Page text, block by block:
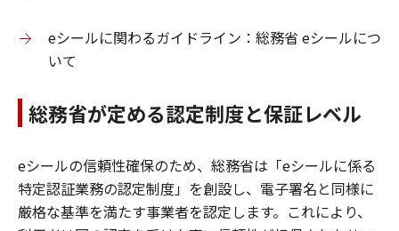
eシールに関わるガイドライン：総務省 eシールにつ
いて
総務省が定める認定制度と保証レベル
eシールの信頼性確保のため、総務省は「eシールに係る
特定認証業務の認定制度」を創設し、電子署名と同様に
厳格な基準を満たす事業者を認定します。これにより、